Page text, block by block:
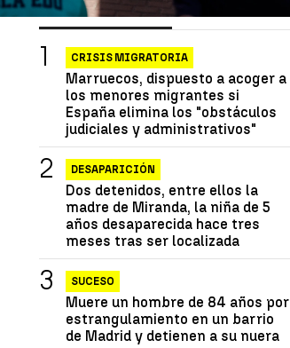
Las más vistas Lo último
CRISIS MIGRATORIA
Marruecos, dispuesto a acoger a
los menores migrantes si
España elimina los "obstáculos
judiciales y administrativos"
DESAPARICIÓN
Dos detenidos, entre ellos la
madre de Miranda, la niña de 5
años desaparecida hace tres
meses tras ser localizada
SUCESO
Muere un hombre de 84 años por
estrangulamiento en un barrio
de Madrid y detienen a su nuera